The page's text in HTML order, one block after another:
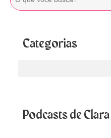
Categorias
Podcasts de Clara